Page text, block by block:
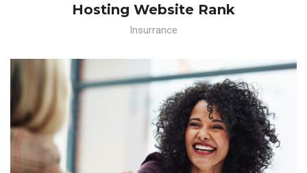
Hosting Website Rank
Insurrance